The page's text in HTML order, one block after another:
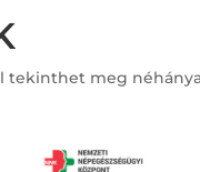
tekinthet meg